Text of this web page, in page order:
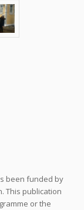
been funded by
This publication
or the